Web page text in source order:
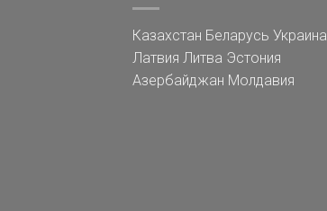
Казахстан Беларусь Украина
Латвия Литва Эстония
Азербайджан Молдавия